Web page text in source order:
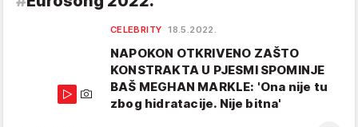
CELEBRITY 18.5.2022.
NAPOKON OTKRIVENO ZAŠTO
KONSTRAKTA U PJESMI SPOMINJE
BAŠ MEGHAN MARKLE: 'Ona nije tu
zbog hidratacije. Nije bitna'